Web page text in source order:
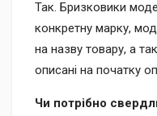
Так. Бризковики
конкретну марку,
на назву товару, а
описані на початку
Чи потрібно